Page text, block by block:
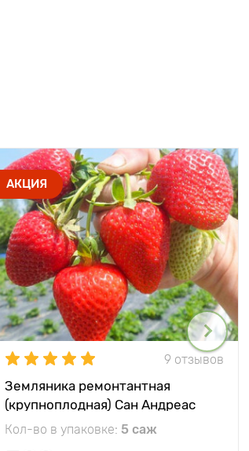
АКЦИЯ
9 отзывов
Земляника ремонтантная
(крупноплодная) Сан Андреас
Кол-во в упаковке: 5 саж